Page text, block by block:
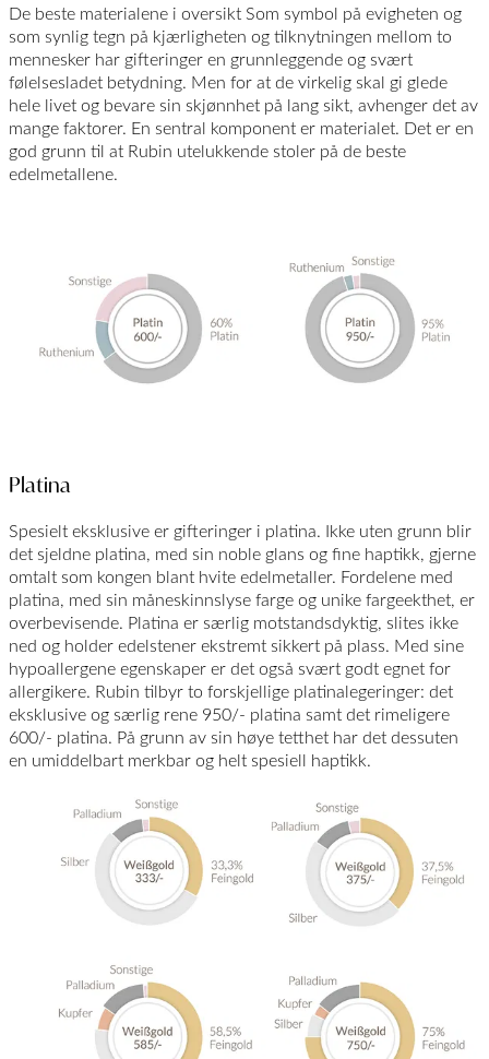
De beste materialene i oversikt Som symbol på evigheten og
som synlig tegn på kjærligheten og tilknytningen mellom to
mennesker har gifteringer en grunnleggende og svært
følelsesladet betydning. Men for at de virkelig skal gi glede
hele livet og bevare sin skjønnhet på lang sikt, avhenger det av
mange faktorer. En sentral komponent er materialet. Det er en
god grunn til at Rubin utelukkende stoler på de beste
edelmetallene.
Platina
Spesielt eksklusive er gifteringer i platina. Ikke uten grunn blir
det sjeldne platina, med sin noble glans og fine haptikk, gjerne
omtalt som kongen blant hvite edelmetaller. Fordelene med
platina, med sin måneskinnslyse farge og unike fargeekthet, er
overbevisende. Platina er særlig motstandsdyktig, slites ikke
ned og holder edelstener ekstremt sikkert på plass. Med sine
hypoallergene egenskaper er det også svært godt egnet for
allergikere. Rubin tilbyr to forskjellige platinalegeringer: det
eksklusive og særlig rene 950/- platina samt det rimeligere
600/- platina. På grunn av sin høye tetthet har det dessuten
en umiddelbart merkbar og helt spesiell haptikk.